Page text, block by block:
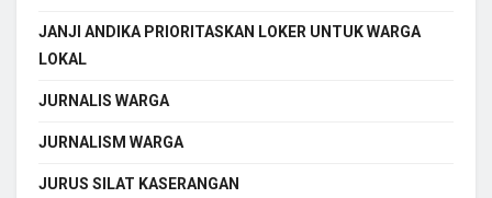
JANJI ANDIKA PRIORITASKAN LOKER UNTUK WARGA
LOKAL
JURNALIS WARGA
JURNALISM WARGA
JURUS SILAT KASERANGAN